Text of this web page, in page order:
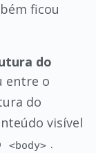
ficou
do
entre o
do
visível
<body> .